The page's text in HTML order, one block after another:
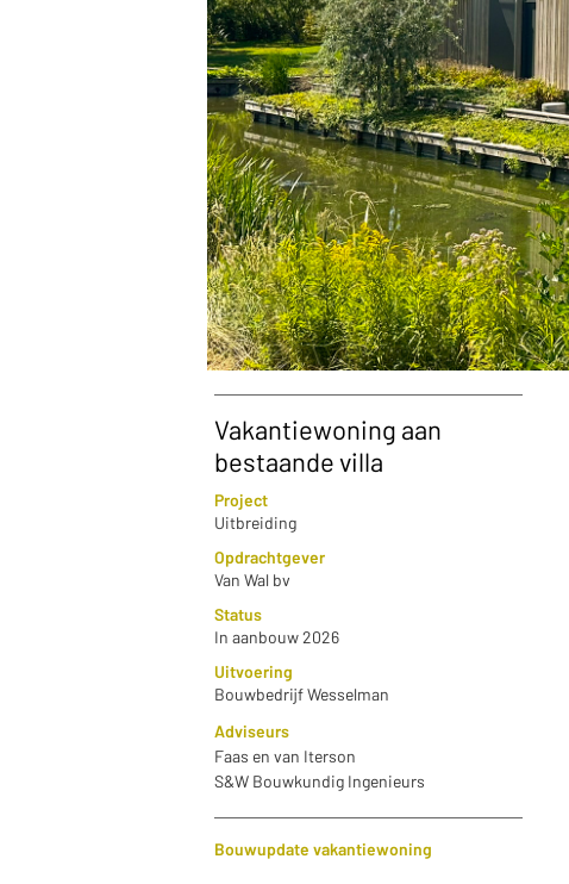
Vakantiewoning aan
bestaande villa
Project
Uitbreiding
Opdrachtgever
Van Wal bv
Status
In aanbouw 2026
Uitvoering
Bouwbedrijf Wesselman
Adviseurs
Faas en van Iterson
S&W Bouwkundig Ingenieurs
Bouwupdate vakantiewoning